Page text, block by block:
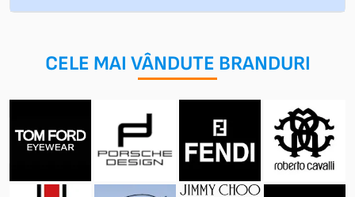
CELE MAI VÂNDUTE BRANDURI